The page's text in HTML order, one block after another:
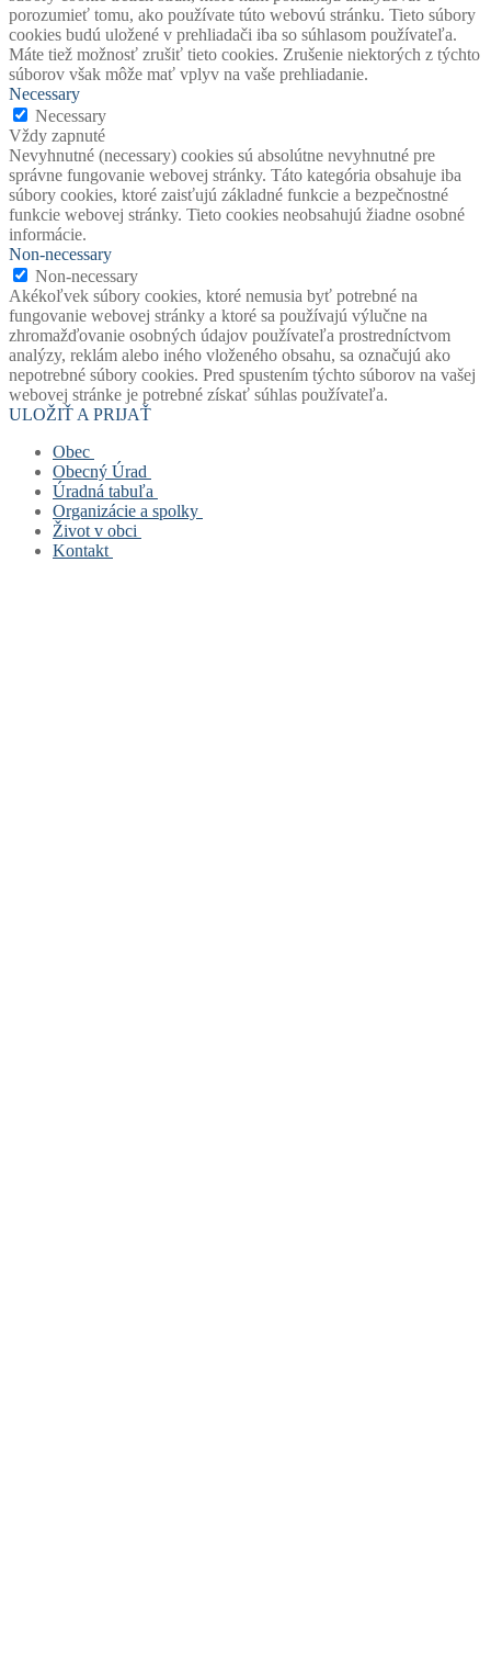
porozumieť tomu, ako používate túto webovú stránku. Tieto súbory
cookies budú uložené v prehliadači iba so súhlasom používateľa.
Máte tiež možnosť zrušiť tieto cookies. Zrušenie niektorých z týchto
súborov však môže mať vplyv na vaše prehliadanie.
Necessary
Necessary
Vždy zapnuté
Nevyhnutné (necessary) cookies sú absolútne nevyhnutné pre
správne fungovanie webovej stránky. Táto kategória obsahuje iba
súbory cookies, ktoré zaisťujú základné funkcie a bezpečnostné
funkcie webovej stránky. Tieto cookies neobsahujú žiadne osobné
informácie.
Non-necessary
Non-necessary
Akékoľvek súbory cookies, ktoré nemusia byť potrebné na
fungovanie webovej stránky a ktoré sa používajú výlučne na
zhromažďovanie osobných údajov používateľa prostredníctvom
analýzy, reklám alebo iného vloženého obsahu, sa označujú ako
nepotrebné súbory cookies. Pred spustením týchto súborov na vašej
webovej stránke je potrebné získať súhlas používateľa.
ULOŽIŤ A PRIJAŤ
Obec
Stará verzia webu
História obce
Mapový portál obce
Štatút obce
Symboly obce
Obecný Úrad
Obecný úrad
Starosta obce
Zástupca starostu
Hlavný kontrolór
Úradná tabuľa
Úradná tabuľa
Povinne zverejňované dokumenty
Civilná ochrana
Organizácie a spolky
Základná a materská škola
Obecná knižnica
Život v obci
Život v obci
Kontakt